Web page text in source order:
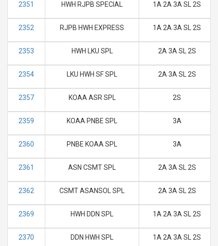
2351 HWH RJPB SPECIAL 1A 2A 3A SL 2S
2352 RJPB HWH EXPRESS 1A 2A 3A SL 2S
2353 HWH LKU SPL 2A 3A SL 2S
2354 LKU HWH SF SPL 2A 3A SL 2S
2357 KOAA ASR SPL 2S
2359 KOAA PNBE SPL 3A
2360 PNBE KOAA SPL 3A
2361 ASN CSMT SPL 2A 3A SL 2S
2362 CSMT ASANSOL SPL 2A 3A SL 2S
2369 HWH DDN SPL 1A 2A 3A SL 2S
2370 DDN HWH SPL 1A 2A 3A SL 2S